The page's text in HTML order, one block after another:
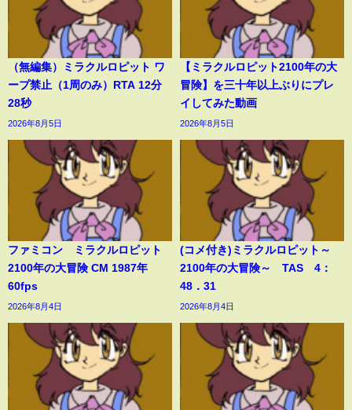
（無編集）ミラクルロピット ワ
ープ禁止（1周のみ）RTA 12分
28秒
2026年8月5日
【ミラクルロピット2100年の大
冒険】を三十年以上ぶりにプレ
イしてみた動画
2026年8月5日
ファミコン ミラクルロピット
2100年の大冒険 CM 1987年
60fps
2026年8月4日
(コメ付き)ミラクルロピット～
2100年の大冒険～ TAS 4：
48．31
2026年8月4日